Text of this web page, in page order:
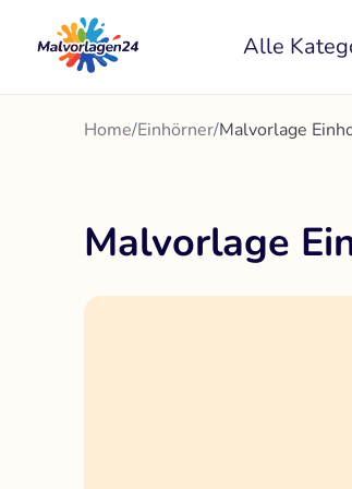
Inhalt
springen
Alle
Home/Einhörner/Malvorlage
Malvorlage